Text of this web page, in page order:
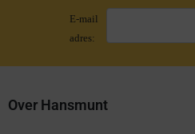
E-mail
adres:
Over Hansmunt